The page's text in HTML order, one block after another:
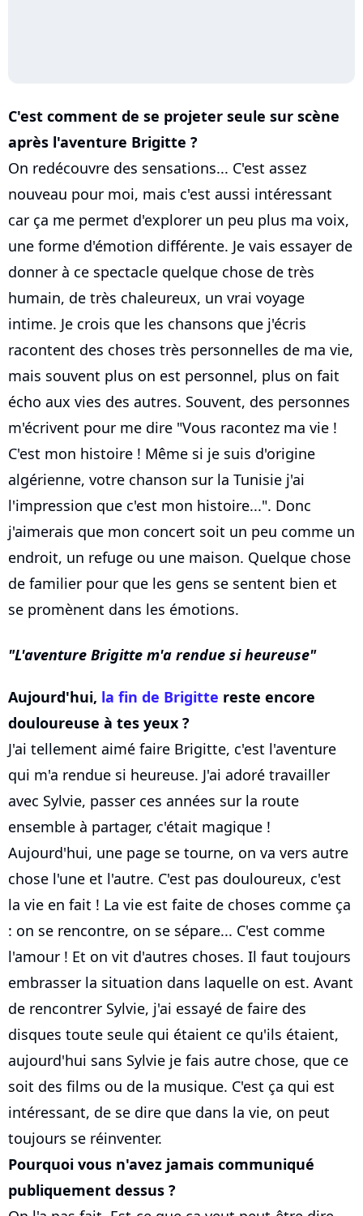
C'est comment de se projeter seule sur scène
après l'aventure Brigitte ?
On redécouvre des sensations... C'est assez
nouveau pour moi, mais c'est aussi intéressant
car ça me permet d'explorer un peu plus ma voix,
une forme d'émotion différente. Je vais essayer de
donner à ce spectacle quelque chose de très
humain, de très chaleureux, un vrai voyage
intime. Je crois que les chansons que j'écris
racontent des choses très personnelles de ma vie,
mais souvent plus on est personnel, plus on fait
écho aux vies des autres. Souvent, des personnes
m'écrivent pour me dire "Vous racontez ma vie !
C'est mon histoire ! Même si je suis d'origine
algérienne, votre chanson sur la Tunisie j'ai
l'impression que c'est mon histoire...". Donc
j'aimerais que mon concert soit un peu comme un
endroit, un refuge ou une maison. Quelque chose
de familier pour que les gens se sentent bien et
se promènent dans les émotions.
L'aventure Brigitte m'a rendue si heureuse
Aujourd'hui, la fin de Brigitte reste encore
douloureuse à tes yeux ?
J'ai tellement aimé faire Brigitte, c'est l'aventure
qui m'a rendue si heureuse. J'ai adoré travailler
avec Sylvie, passer ces années sur la route
ensemble à partager, c'était magique !
Aujourd'hui, une page se tourne, on va vers autre
chose l'une et l'autre. C'est pas douloureux, c'est
la vie en fait ! La vie est faite de choses comme ça
: on se rencontre, on se sépare... C'est comme
l'amour ! Et on vit d'autres choses. Il faut toujours
embrasser la situation dans laquelle on est. Avant
de rencontrer Sylvie, j'ai essayé de faire des
disques toute seule qui étaient ce qu'ils étaient,
aujourd'hui sans Sylvie je fais autre chose, que ce
soit des films ou de la musique. C'est ça qui est
intéressant, de se dire que dans la vie, on peut
toujours se réinventer.
Pourquoi vous n'avez jamais communiqué
publiquement dessus ?